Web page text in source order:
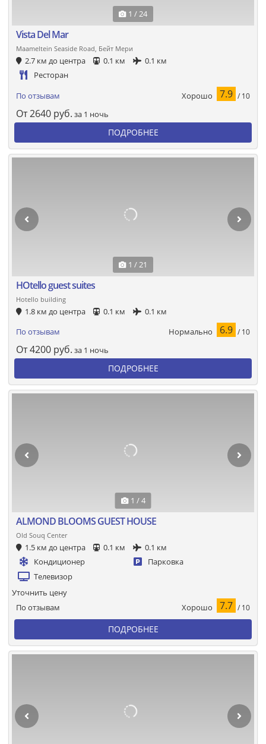
1 / 24
Vista Del Mar
Maameltein Seaside Road, Бейт Мери
2.7 км до центра 0.1 км
0.1 км
Ресторан
По отзывам Хорошо 7.9 / 10
От2640 руб. за 1 ночь
ПОДРОБНЕЕ
1 / 21
HOtello guest suites
Hotello building
1.8 км до центра 0.1 км
0.1 км
По отзывам
Нормально 6.9 / 10
От4200 руб. за 1 ночь
ПОДРОБНЕЕ
1 / 4
ALMOND BLOOMS GUEST HOUSE
Old Souq Center
1.5 км до центра 0.1 км
0.1 км
Кондиционер
Парковка
Телевизор
По отзывам Хорошо 7.7 / 10
Уточнить цену
ПОДРОБНЕЕ